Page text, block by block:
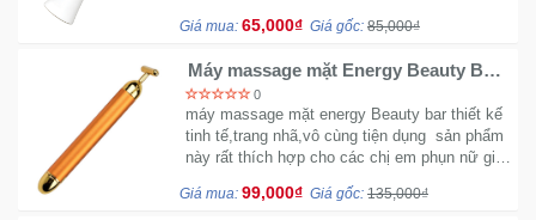
Đồng
Giá mua: 65,000₫ Giá gốc: 85,000₫
Máy massage mặt Energy Beauty Bar
- mini 24K
0
máy massage mặt energy Beauty bar thiết kế
tinh tế,trang nhã,vô cùng tiện dụng sản phẩm
này rất thích hợp cho các chị em phụn nữ giá
phẩm dùng dất là bền...
Giá mua: 99,000₫ Giá gốc: 135,000₫